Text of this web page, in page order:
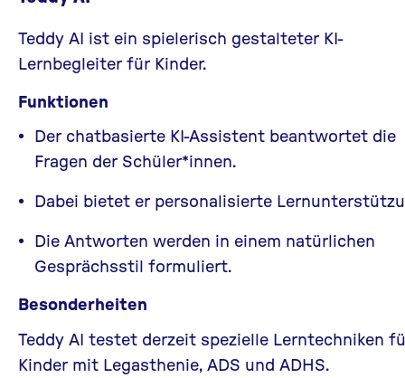
Teddy AI ist ein spielerisch gestalteter KI-
Lernbegleiter für Kinder.
Funktionen
Der chatbasierte KI-Assistent beantwortet die
Fragen der Schüler*innen.
Dabei bietet er personalisierte
Die Antworten werden in einem natürlichen
Gesprächsstil formuliert.
Besonderheiten
Teddy AI testet derzeit spezielle Lerntechniken
Kinder mit Legasthenie, ADS und ADHS.